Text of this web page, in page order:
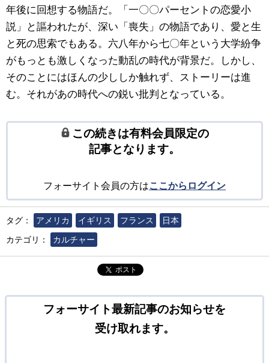
年後に回想する物語だ。「一〇〇パーセントの恋愛小
説」と謳われたが、深い「喪失」の物語であり、愛と生
と死の思索でもある。六八年から七〇年という大学紛争
がもっとも激しくなった動乱の時代が背景だ。しかし、
そのことにはほんの少ししか触れず、ストーリーは進
む。それがあの時代への鋭い批判となっている。
この続きは有料会員限定の
記事となります。
フォーサイト会員の方はここからログイン
タグ： アメリカ イギリス フランス
日本
カテゴリ：
カルチャー
ポスト
フォーサイト最新記事のお知らせを
受け取れます。